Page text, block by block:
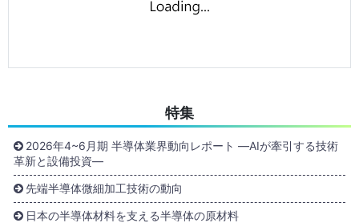
特集
2026年4~6月期 半導体業界動向レポート ―AIが牽引する技術
革新と設備投資―
先端半導体微細加工技術の動向
日本の半導体材料を支える半導体の原材料